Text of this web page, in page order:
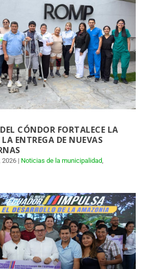
CÓNDOR FORTALECE LA
ENTREGA DE NUEVAS
2026 | Noticias de la municipalidad,